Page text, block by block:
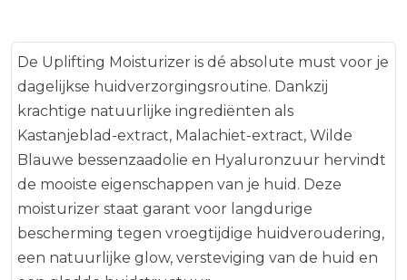
Wilde Blauwe bessenzaadolie: is een krachtpatser
boordevol antioxidanten en essentiële vetzuren.
Deze versterken de natuurlijke barrière van de
huid. Hyaluronzuur heeft een sterke
hydraterende functie en dringt diep door in de
huid. Het zorgt ervoor dat vocht ook in de opper-
en lederhuid wordt vastgehouden. Door de sterke
hydratatie verjongt het de huid en verbetert het
de elastische eigenschappen van de huid. Het vult
de huid van binnen op, reduceert diepe rimpels en
De Uplifting Moisturizer is dé absolute must voor je
dagelijkse huidverzorgingsroutine. Dankzij
krachtige natuurlijke ingrediënten als
Kastanjeblad-extract, Malachiet-extract, Wilde
Blauwe bessenzaadolie en Hyaluronzuur hervindt
de mooiste eigenschappen van je huid. Deze
moisturizer staat garant voor langdurige
bescherming tegen vroegtijdige huidveroudering,
een natuurlijke glow, versteviging van de huid en